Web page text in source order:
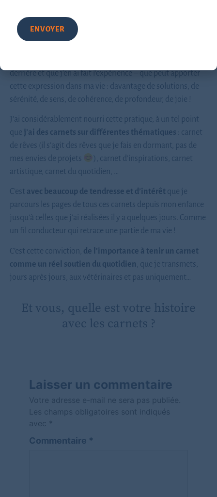
Aujourd’hui, j’ai retrouvé du plaisir à m’exprimer
derrière et que j’en ai fait l’expérience – que peut apporter
cette expression dans ma vie : davantage de solutions, de
sérénité, de sens, de cohérence, de profondeur, de joie !
J’ai considérablement nourri cette pratique, à un tel point
que j’ai des carnets sur différentes thématiques : carnet
de rêves (il s’agit des rêves que je fais en dormant, pas de
mes envies de projets
), carnet d’inspirations, carnet
artistique, carnet du quotidien, …
C’est avec beaucoup de tendresse et d’intérêt que je
parcours les pages de tous ces carnets depuis mon enfance
jusqu’à celles que j’ai réalisées il y a quelques jours. Comme
un fil conducteur qui retrace une partie de ma vie !
C’est cette conviction, de l’importance à tenir un carnet
comme un réel soutien du quotidien , que je transmets,
jours après jours, aux vétérinaires et pas uniquement…
Et vous, quelle est votre histoire
avec les carnets ?
Laisser un commentaire
Votre adresse e-mail ne sera pas publiée.
Les champs obligatoires sont indiqués
avec *
Commentaire *